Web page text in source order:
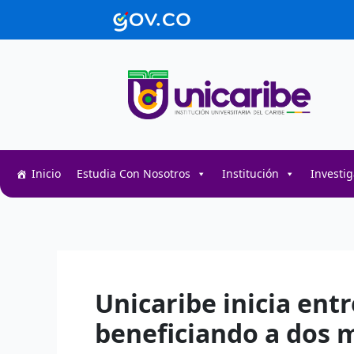
Inicio Estudia Con Nosotros Institución
Unicaribe inicia
beneficiando a dos